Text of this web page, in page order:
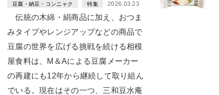
豆腐・納豆・コンニャク 特集 2026.03.23
伝統の木綿・絹商品に加え、おつま
みタイプやレンジアップなどの商品で
豆腐の世界を広げる挑戦を続ける相模
屋食料は、M＆Aによる豆腐メーカー
の再建にも12年から継続して取り組ん
でいる。現在はその一つ、三和豆水庵